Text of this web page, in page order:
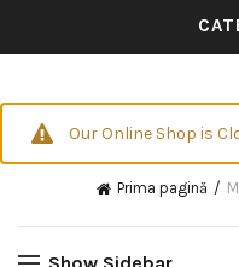
Our Online Shop is
Prima pagină